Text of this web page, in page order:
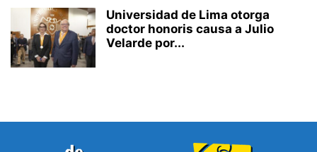
Universidad de Lima otorga
doctor honoris causa a Julio
Velarde por...